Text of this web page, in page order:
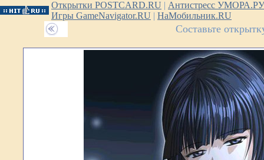
Открытки POSTCARD.RU | Антистресс УМОРА.РУ
Игры GameNavigator.RU | НаМобильник.RU
Составьте